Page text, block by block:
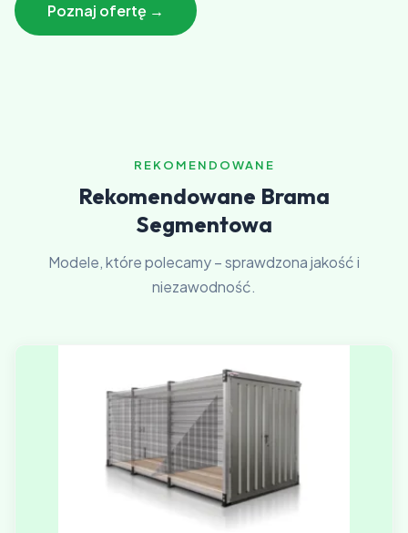
Poznaj ofertę →
REKOMENDOWANE
Rekomendowane Brama
Segmentowa
Modele, które polecamy – sprawdzona jakość i
niezawodność.